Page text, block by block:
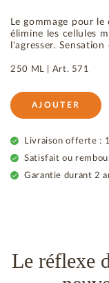
Le gommage pour
élimine les cellules
l'agresser.
250 ML | Art. 571
AJOUTER
Livraison offerte :
Satisfait ou
Garantie durant 2
Le réflexe